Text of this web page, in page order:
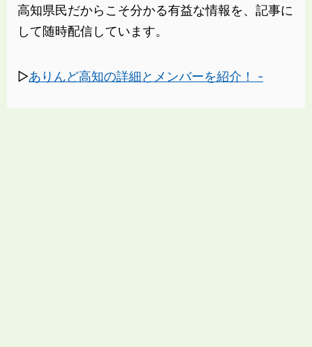
高知県民だからこそ分かる有益な情報を、記事に
して随時配信しています。
▷ありんど高知の詳細とメンバーを紹介！ -